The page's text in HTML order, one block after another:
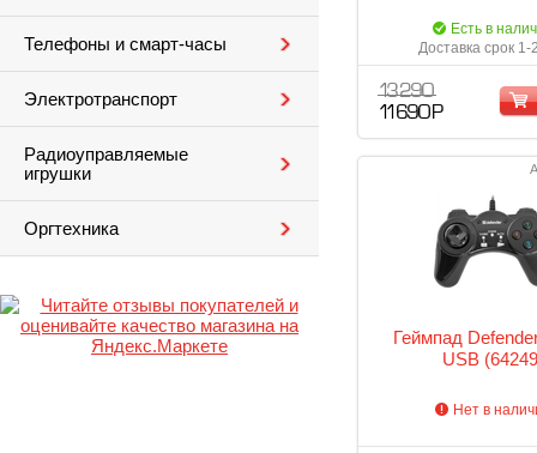
Телефоны и смарт-часы
Электротранспорт
Радиоуправляемые
игрушки
Оргтехника
Есть в
Доставка срок 1-
13 290
11 690 Р
Геймпад
USB
Нет в